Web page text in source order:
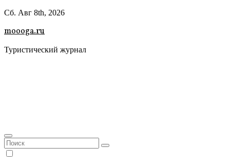
Сб. Авг 8th, 2026
moooga.ru
Туристический журнал